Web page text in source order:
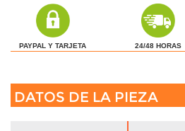
PAYPAL Y TARJETA 24/48 HORAS
DATOS DE LA PIEZA